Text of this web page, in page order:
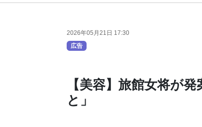
2026年05月21日 17:30
広告
【美容】旅館女将が
と」